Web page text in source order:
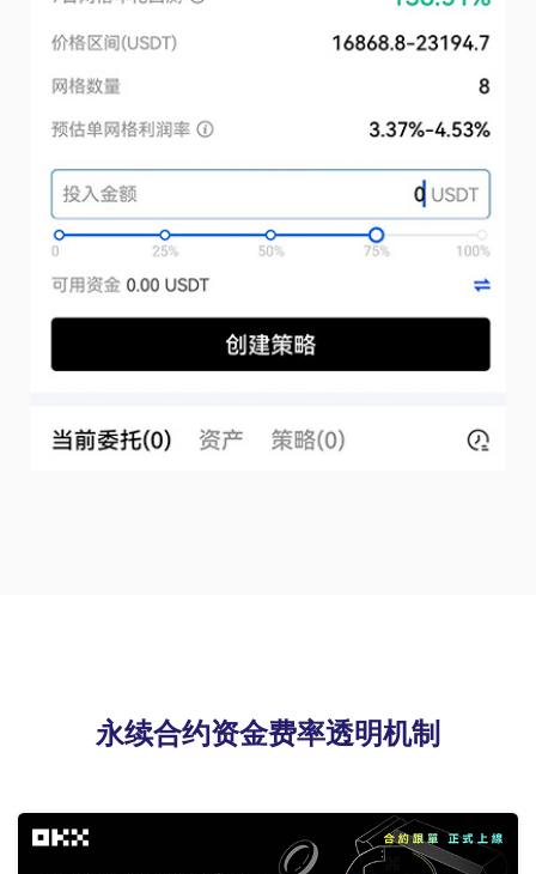
永续合约资金费率透明机制